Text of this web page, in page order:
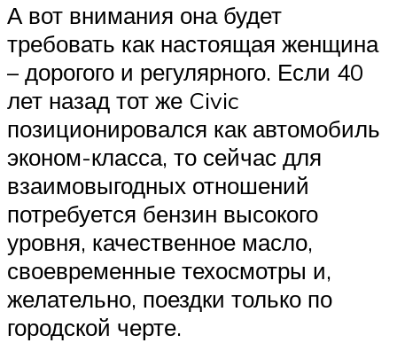
А вот внимания она будет
требовать как настоящая женщина
– дорогого и регулярного. Если 40
лет назад тот же Civic
позиционировался как автомобиль
эконом-класса, то сейчас для
взаимовыгодных отношений
потребуется бензин высокого
уровня, качественное масло,
своевременные техосмотры и,
желательно, поездки только по
городской черте.